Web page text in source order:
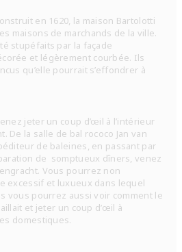
en 1620, la maison Bartolotti
maisons de marchands de la ville.
stupéfaits par la façade
et légèrement courbée. Ils
qu’elle pourrait s’effondrer à
jeter un coup d’œil à l’intérieur
De la salle de bal rococo Jan van
de baleines, en passant par
de somptueux dîners, venez
Vous pourrez non
excessif et luxueux dans lequel
vous pourrez aussi voir comment le
et jeter un coup d’œil à
domestiques.